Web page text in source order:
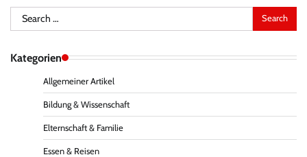
Search
for:
Kategorien
Allgemeiner Artikel
Bildung & Wissenschaft
Elternschaft & Familie
Essen & Reisen